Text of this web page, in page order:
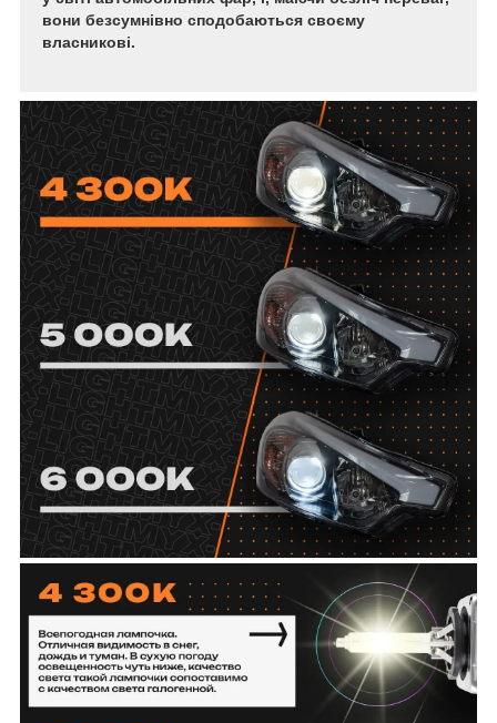
вони безсумнівно сподобаються своєму
власникові.